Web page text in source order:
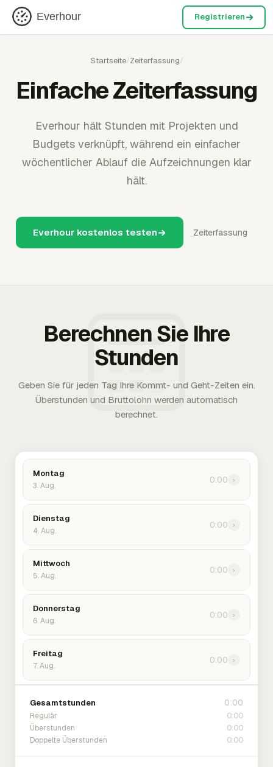
Everhour Registrieren
Startseite/Zeiterfassung/
Einfache Zeiterfassung
Everhour hält Stunden mit Projekten und
Budgets verknüpft, während ein einfacher
wöchentlicher Ablauf die Aufzeichnungen klar
hält.
Everhour kostenlos testen Zeiterfassung
Berechnen Sie Ihre
Stunden
Geben Sie für jeden Tag Ihre Kommt- und Geht-Zeiten ein.
Überstunden und Bruttolohn werden automatisch
berechnet.
Montag
3. Aug.
0:00 ›
Dienstag
4. Aug.
0:00 ›
Mittwoch
5. Aug.
0:00 ›
Donnerstag
6. Aug.
0:00 ›
Freitag
7. Aug.
0:00 ›
Gesamtstunden 0:00
Regulär 0:00
Überstunden 0:00
Doppelte Überstunden 0:00